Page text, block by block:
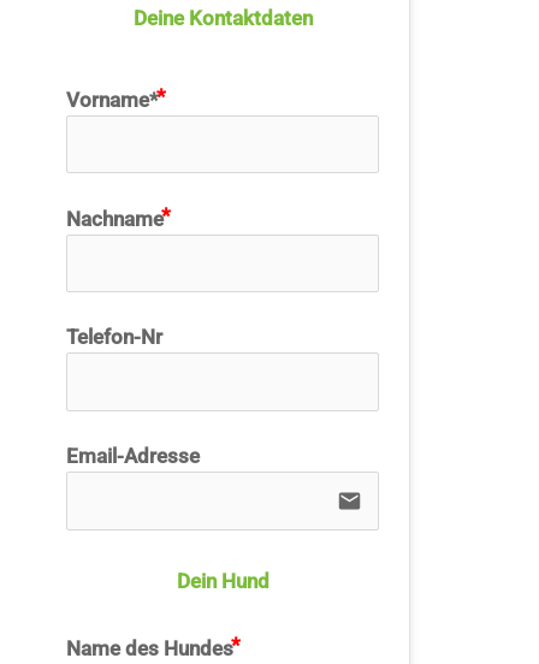
Lernbereich
Deine Kontaktdaten
Vorname*
Nachname
Telefon-Nr
Email-Adresse
email
Dein Hund
Name des Hundes